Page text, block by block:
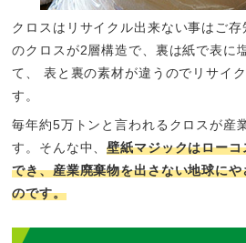
クロスはリサイクル出来ない事はご
のクロスが2層構造で、裏は紙で表に
て、 表と裏の素材が違うのでリサイ
す。
毎年約5万トンと言われるクロスが産
す。そんな中、壁紙マジックはロー
でき、産業廃棄物を出さない地球に
のです。